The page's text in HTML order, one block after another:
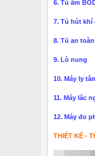
6. Tủ ấm
7. Tủ hút khí
8. Tủ an toàn
9. Lò nung
10. Máy ly
11. Máy lắc
12. Máy đo
THIẾT KẾ -